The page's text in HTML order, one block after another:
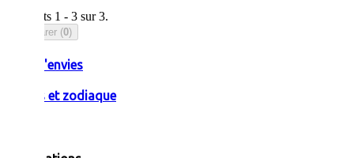
Résultats 1 - 3 sur 3.
Comparer (0)
Liste d'envies
Pierres et zodiaque